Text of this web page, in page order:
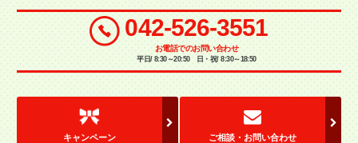
042-526-3551
お電話でのお問い合わせ
平日/ 8:30～20:50 日・祝/ 8:30～18:50
キャンペーン ご相談・お問い合わせ